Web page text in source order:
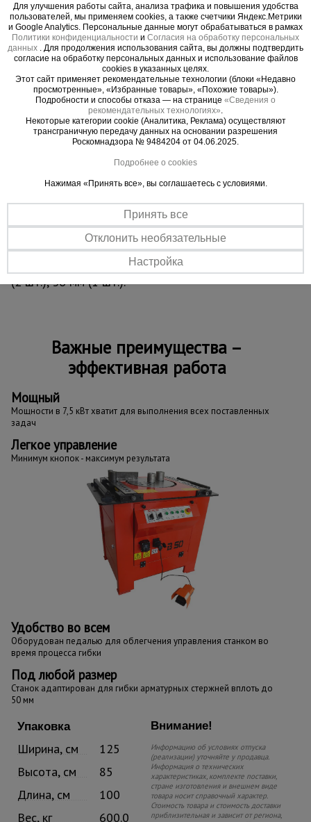
ВНИМАНИЕ!
ДЛЯ РАСЧЕТА МАКСИМАЛЬНОГО КОЛИЧЕСТВА
АРМАТУРНЫХ СТЕРЖНЕЙ ДЛЯ ГИБКИ
ДАННЫМ СТАНКОМ, ОБРАЩАЙТЕ ВНИМАНИЕ
НА КАЧЕСТВО СТАЛИ СТЕРЖНЕЙ
Допустимые значение для стали 45 кг/мм2
18 мм (5 шт.), 20 мм (4 шт.), 24 мм (3 шт.), 32 мм
Допустимые значение для стали 65 кг/мм2
16 мм (5 шт.), 18 мм (4 шт.), 20 мм (3 шт.), 26 мм
(2 шт.), 42 мм (1 шт.).
Допустимые значение для стали 85 кг/мм2
14 мм (5 шт.), 16 мм (4 шт.), 18 мм (3 шт.), 24 мм
(2 шт.), 36 мм (1 шт.).
Важные преимущества –
эффективная работа
Мощный
Мощности в 7,5 кВт хватит для выполнения всех поставленных
задач
Легкое управление
Минимум кнопок - максимум результата
Удобство во всем
Оборудован педалью для облегчения управления станком во
время процесса гибки
Под любой размер
Станок адаптирован для гибки арматурных стержней вплоть до
50 мм
Упаковка
Ширина, см
125
Высота, см
85
Длина, см
100
Вес, кг
600.0
Внимание!
Информацию об условиях отпуска
(реализации) уточняйте у продавца.
Информация о технических
характеристиках, комплекте поставки,
стране изготовления и внешнем виде
товара носит справочный характер.
Стоимость товара и стоимость доставки
приблизительная и зависит от региона,
Для улучшения работы сайта, анализа трафика и повышения удобства
пользователей, мы применяем cookies, а также счетчики Яндекс.Метрики
и Google Analytics. Персональные данные могут обрабатываться в рамках
Политики конфиденциальности и Согласия на обработку персональных
данных
. Для продолжения использования сайта, вы должны подтвердить
согласие на обработку персональных данных и использование файлов
cookies в указанных целях.
Этот сайт применяет рекомендательные технологии (блоки «Недавно
просмотренные», «Избранные товары», «Похожие товары»).
Подробности и способы отказа — на странице «Сведения о
рекомендательных технологиях»
Некоторые категории cookie (Аналитика, Реклама) осуществляют
трансграничную передачу данных на основании разрешения
Роскомнадзора № 9484204 от 04.06.2025.
Подробнее о cookies
Нажимая «Принять все», вы соглашаетесь с условиями.
Принять все
Отклонить необязательные
Настройка